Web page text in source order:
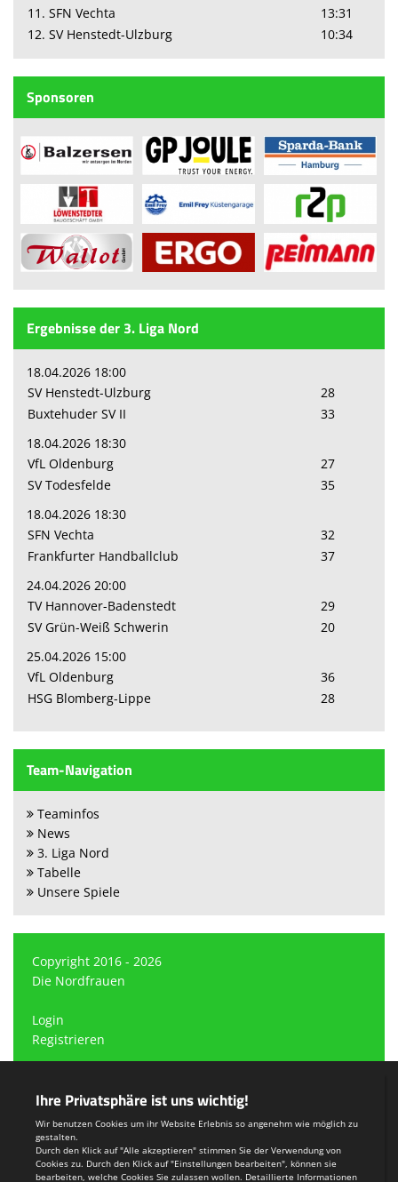
11. SFN Vechta
13:31
12. SV Henstedt-Ulzburg
10:34
Sponsoren
Ergebnisse der 3. Liga Nord
18.04.2026 18:00
SV Henstedt-Ulzburg
28
Buxtehuder SV II
33
18.04.2026 18:30
VfL Oldenburg
27
SV Todesfelde
35
18.04.2026 18:30
SFN Vechta
32
Frankfurter Handballclub
37
24.04.2026 20:00
TV Hannover-Badenstedt
29
SV Grün-Weiß Schwerin
20
25.04.2026 15:00
VfL Oldenburg
36
HSG Blomberg-Lippe
28
Team-Navigation
Teaminfos
News
3. Liga Nord
Tabelle
Unsere Spiele
Copyright 2016 - 2026
Die Nordfrauen
Login
Registrieren
Teamsports 2
Dein Sportverein online